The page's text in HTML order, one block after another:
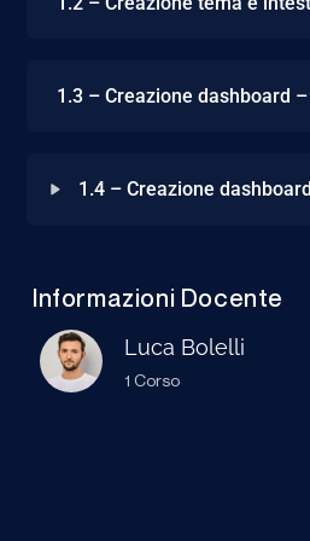
1.3 – Creazione dashboard –
1.4 – Creazione
Informazioni Docente
Luca Bolelli
1 Corso